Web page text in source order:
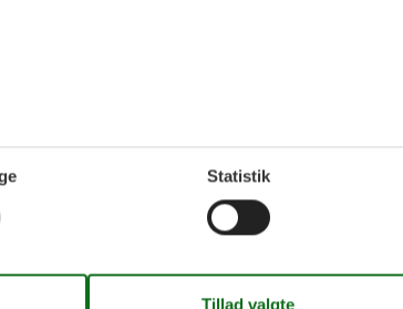
Ingen husdyr
1 badeværelse
1800
Indkøb 850
Statistik